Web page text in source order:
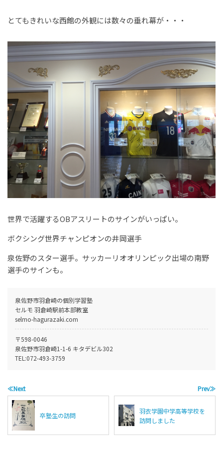
とてもきれいな西館の外観には数々の垂れ幕が・・・
世界で活躍するOBアスリートのサインがいっぱい。
ボクシング世界チャンピオンの井岡選手
泉佐野のスター選手。サッカーリオオリンピック出場の南野
選手のサインも。
泉佐野市羽倉崎の個別学習塾
セルモ 羽倉崎駅前本部教室
selmo-hagurazaki.com
〒598-0046
泉佐野市羽倉崎1-1-6 キタデビル302
TEL:072-493-3759
≪Next
卒塾生の訪問
Prev≫
羽衣学園中学高等学校を
訪問しました